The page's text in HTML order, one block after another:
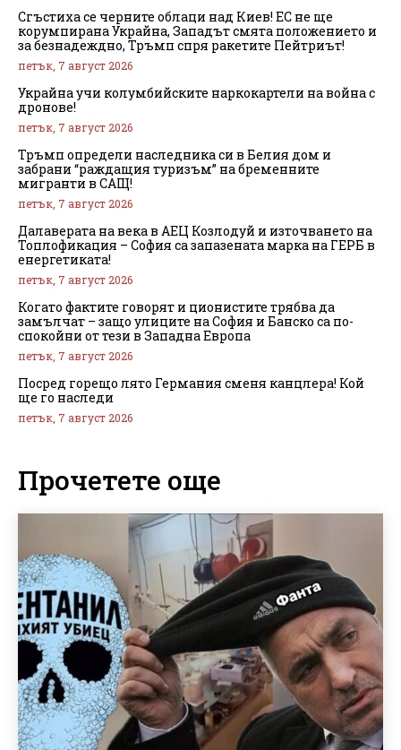
Сгъстиха се черните облаци над Киев! ЕС не ще
корумпирана Украйна, Западът смята положението и
за безнадеждно, Тръмп спря ракетите Пейтриът!
петък, 7 август 2026
Украйна учи колумбийските наркокартели на война с
дронове!
петък, 7 август 2026
Тръмп определи наследника си в Белия дом и
забрани “раждащия туризъм” на бременните
мигранти в САЩ!
петък, 7 август 2026
Далаверата на века в АЕЦ Козлодуй и източването на
Топлофикация – София са запазената марка на ГЕРБ в
енергетиката!
петък, 7 август 2026
Когато фактите говорят и ционистите трябва да
замълчат – защо улиците на София и Банско са по-
спокойни от тези в Западна Европа
петък, 7 август 2026
Посред горещо лято Германия сменя канцлера! Кой
ще го наследи
петък, 7 август 2026
Прочетете още